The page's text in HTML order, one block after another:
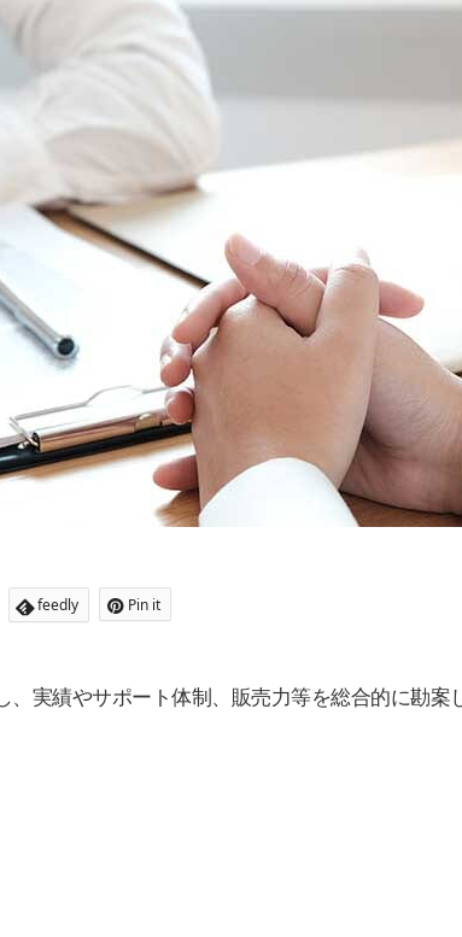
feedly Pin it
、実績やサポート体制、販売力等を総合的に勘案